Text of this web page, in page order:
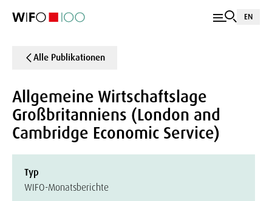
EN
Alle Publikationen
Allgemeine Wirtschaftslage
Großbritanniens (London and
Cambridge Economic Service)
Typ
WIFO-Monatsberichte